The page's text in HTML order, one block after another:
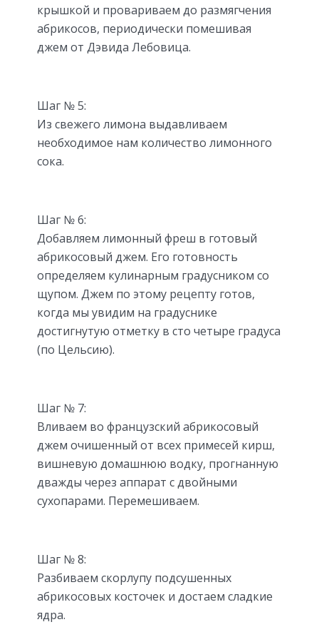
крышкой и провариваем до размягчения
абрикосов, периодически помешивая
джем от Дэвида Лебовица.
Шаг № 5:
Из свежего лимона выдавливаем
необходимое нам количество лимонного
сока.
Шаг № 6:
Добавляем лимонный фреш в готовый
абрикосовый джем. Его готовность
определяем кулинарным градусником со
щупом. Джем по этому рецепту готов,
когда мы увидим на градуснике
достигнутую отметку в сто четыре градуса
(по Цельсию).
Шаг № 7:
Вливаем во французский абрикосовый
джем очишенный от всех примесей кирш,
вишневую домашнюю водку, прогнанную
дважды через аппарат с двойными
сухопарами. Перемешиваем.
Шаг № 8:
Разбиваем скорлупу подсушенных
абрикосовых косточек и достаем сладкие
ядра.